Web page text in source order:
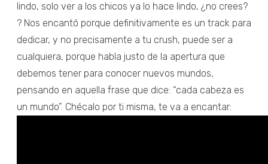
lindo, solo ver a los chicos ya lo hace lindo, ¿no crees?
? Nos encantó porque definitivamente es un track para
dedicar, y no precisamente a tu crush, puede ser a
cualquiera, porque habla justo de la apertura que
debemos tener para conocer nuevos mundos,
pensando en aquella frase que dice: “cada cabeza es
un mundo”. Chécalo por ti misma, te va a encantar: